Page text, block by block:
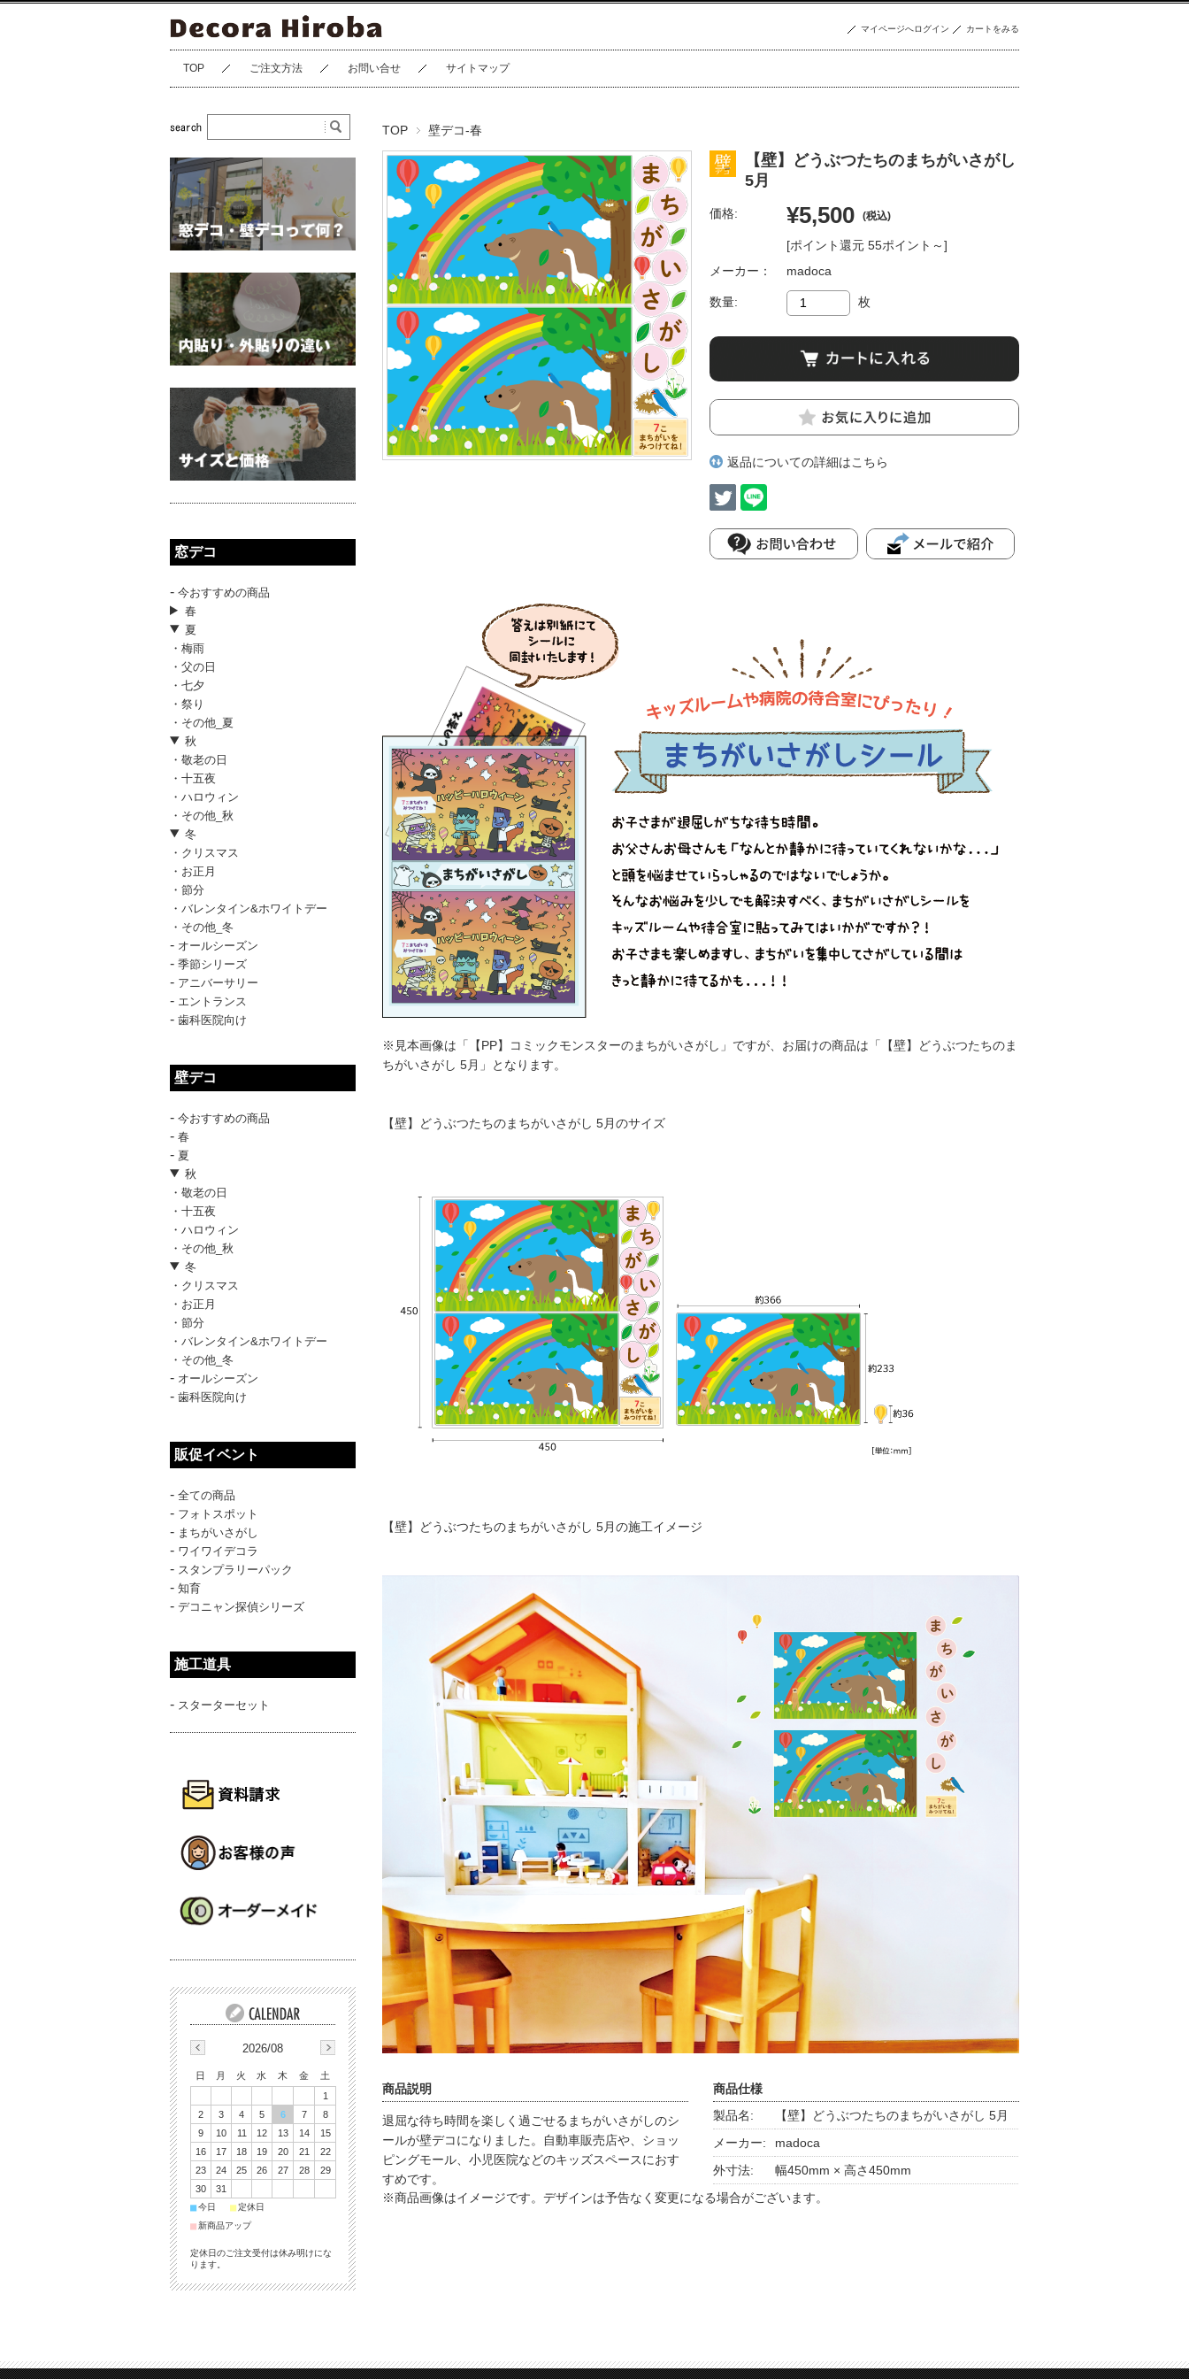
マイページへログイン カートをみる
TOP ご注文方法 お問い合せ サイトマップ
TOP 壁デコ-春
【壁】どうぶつたちのまちがいさがし
5月
価格: ¥5,500 (税込)
[ポイント還元 55ポイント～]
メーカー：
madoca
数量: 枚
返品についての詳細はこちら
※見本画像は「【PP】コミックモンスターのまちがいさがし」ですが、お届けの商品は「【壁】どうぶつたちのま
ちがいさがし 5月」となります。
【壁】どうぶつたちのまちがいさがし 5月のサイズ
【壁】どうぶつたちのまちがいさがし 5月の施工イメージ
商品説明
退屈な待ち時間を楽しく過ごせるまちがいさがしのシ
ールが壁デコになりました。自動車販売店や、ショッ
ピングモール、小児医院などのキッズスペースにおす
すめです。
商品仕様
製品名:
【壁】どうぶつたちのまちがいさがし 5月
メーカー:
madoca
外寸法:
幅450mm × 高さ450mm
※商品画像はイメージです。デザインは予告なく変更になる場合がございます。
窓デコ
- 今おすすめの商品
春
夏
・梅雨
・父の日
・七夕
・祭り
・その他_夏
秋
・敬老の日
・十五夜
・ハロウィン
・その他_秋
冬
・クリスマス
・お正月
・節分
・バレンタイン&ホワイトデー
・その他_冬
- オールシーズン
- 季節シリーズ
- アニバーサリー
- エントランス
- 歯科医院向け
壁デコ
- 今おすすめの商品
- 春
- 夏
秋
・敬老の日
・十五夜
・ハロウィン
・その他_秋
冬
・クリスマス
・お正月
・節分
・バレンタイン&ホワイトデー
・その他_冬
- オールシーズン
- 歯科医院向け
販促イベント
- 全ての商品
- フォトスポット
- まちがいさがし
- ワイワイデコラ
- スタンプラリーパック
- 知育
- デコニャン探偵シリーズ
施工道具
- スターターセット
2026/08
日 月 火 水 木 金
土
1
2
3 4 5 6 7
8
9
10 11 12 13 14
15
16
17 18 19 20 21
22
23
24 25 26 27 28
29
30
31
■今日 ■定休日
■新商品アップ
定休日のご注文受付は休み明けにな
ります。